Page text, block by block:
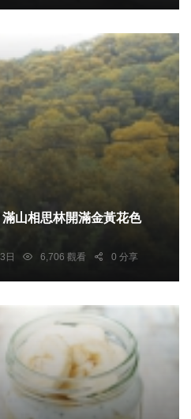
日 6,706 觀看 0 分享